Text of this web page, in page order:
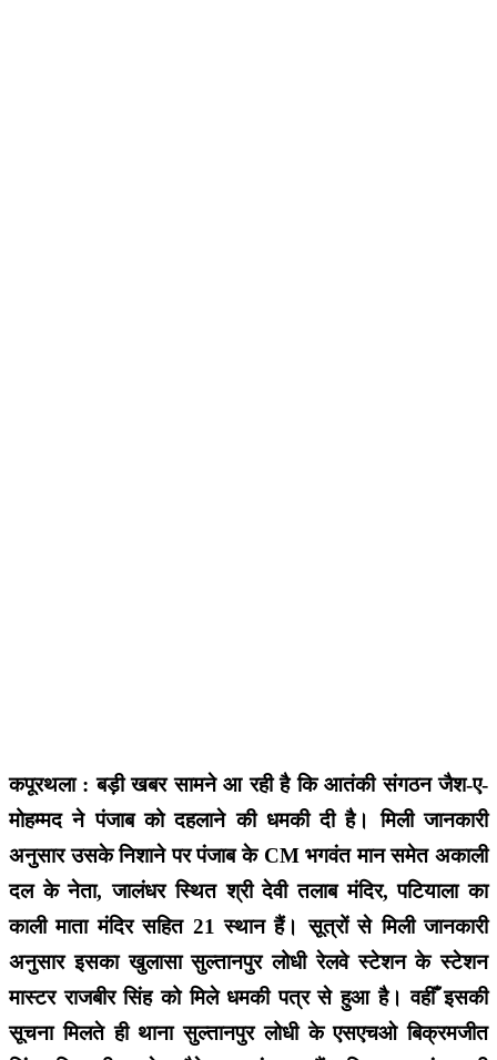
कपूरथला : बड़ी खबर सामने आ रही है कि आतंकी संगठन जैश-ए-
मोहम्मद ने पंजाब को दहलाने की धमकी दी है। मिली जानकारी
अनुसार उसके निशाने पर पंजाब के CM भगवंत मान समेत अकाली
दल के नेता, जालंधर स्थित श्री देवी तलाब मंदिर, पटियाला का
काली माता मंदिर सहित 21 स्थान हैं। सूत्रों से मिली जानकारी
अनुसार इसका खुलासा सुल्तानपुर लोधी रेलवे स्टेशन के स्टेशन
मास्टर राजबीर सिंह को मिले धमकी पत्र से हुआ है। वहीँ इसकी
सूचना मिलते ही थाना सुल्तानपुर लोधी के एसएचओ बिक्रमजीत